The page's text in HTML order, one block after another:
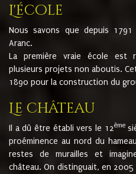
L'école
Nous savons que depuis
Aranc.
La première vraie école est
plusieurs projets non aboutis.
1890 pour la construction du
Le château
Il a dû être établi vers le 12ème
proéminence au nord du
restes de murailles et
château. On distinguait, en